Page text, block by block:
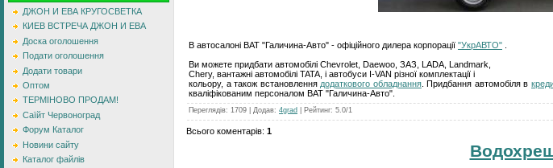
ДЖОН И ЕВА КРУГОСВЕТКА
КИЕВ ВСТРЕЧА ДЖОН И ЕВА
Доска оголошення
Подати оголошення
Додати товари
Оптом
ТЕРМІНОВО ПРОДАМ!
Саїйт Червоноград
Форум Каталог
Новини сайту
Каталог файлів
В автосалоні ВАТ "Галичина-Авто" - офіційного дилера корпорації "УкрАВТО"
Ви можете придбати автомобілі Chevrolet, Daewoo, ЗАЗ, LADA, Landmark,
Chery, вантажні автомобілі TATA, і автобуси I-VAN різної комплектації і
кольору, а також встановлення додаткового обладнання. Придбання автомобіля в
кваліфікованим персоналом ВАТ "Галичина-Авто".
Переглядів: 1709 Додав: 4grad Рейтинг: 5.0/1
Всього коментарів: 1